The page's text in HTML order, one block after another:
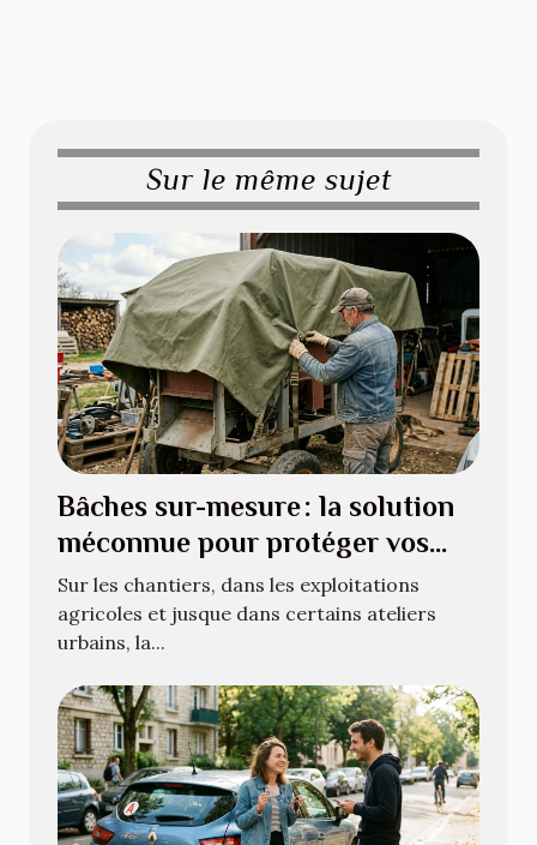
Sur le même sujet
Bâches sur-mesure : la solution
méconnue pour protéger vos
équipements atypiques
Sur les chantiers, dans les exploitations
agricoles et jusque dans certains ateliers
urbains, la...